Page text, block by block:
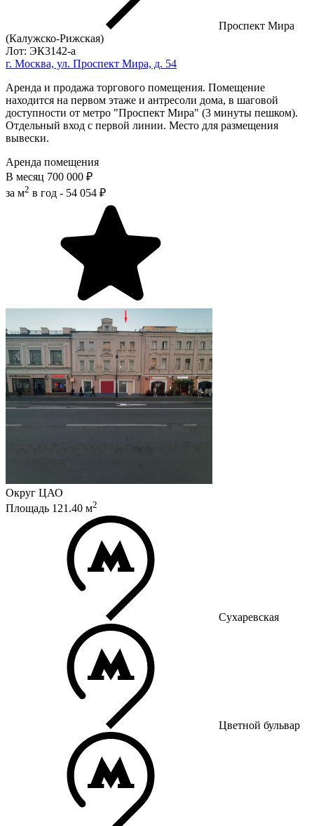
Проспект Мира
(Калужско-Рижская)
Лот: ЭК3142-a
г. Москва, ул. Проспект Мира, д. 54
Аренда и продажа торгового помещения. Помещение
находится на первом этаже и антресоли дома, в шаговой
доступности от метро "Проспект Мира" (3 минуты пешком).
Отдельный вход c первой линии. Место для размещения
вывески.
Аренда помещения
В месяц 700 000 ₽
за м2 в год - 54 054 ₽
Округ ЦАО
Площадь 121.40 м2
Сухаревская
Цветной бульвар